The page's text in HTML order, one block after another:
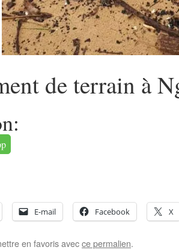
de terrain à
E-mail Facebook X
en favoris avecce permalien.